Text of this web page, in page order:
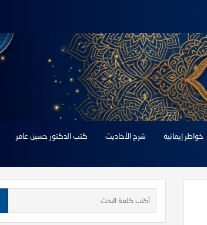
خواطر إيمانية شرح الأحاديث كتب الدكتور حسين عامر